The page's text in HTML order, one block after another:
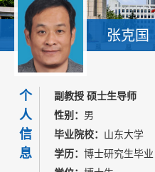
获奖信息
招生信息
学生信息
我的相册
张克国
个
人
信
息
副教授 硕士生导师
性别： 男
毕业院校： 山东大学
学历： 博士研究生毕业